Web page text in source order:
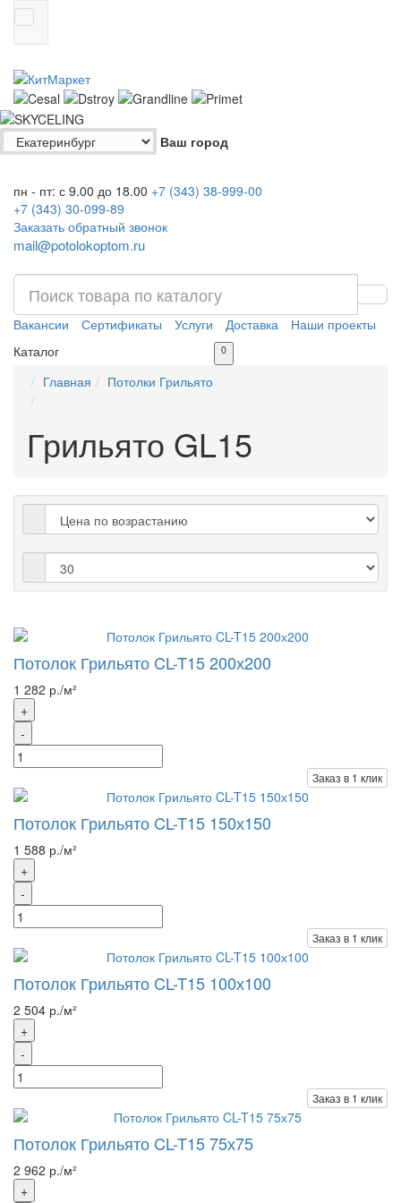
Ваш город
пн - пт: с 9.00 до 18.00 +7 (343) 38-999-00
+7 (343) 30-099-89
Заказать обратный звонок
mail@potolokoptom.ru
Вакансии Сертификаты Услуги Доставка
Наши проекты
Каталог
0
Главная Потолки Грильято
Грильято GL15
Потолок Грильято CL-T15 200х200
1 282 р./м²
+
-
Заказ в 1 клик
Потолок Грильято CL-T15 150х150
1 588 р./м²
+
-
Заказ в 1 клик
Потолок Грильято CL-T15 100х100
2 504 р./м²
+
-
Заказ в 1 клик
Потолок Грильято CL-T15 75х75
2 962 р./м²
+